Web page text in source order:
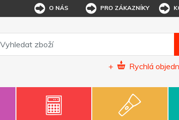
O NÁS PRO ZÁKAZNÍKY
+ Rychlá